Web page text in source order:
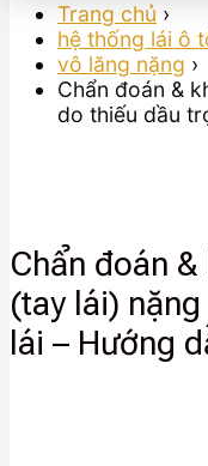
Trang chủ ›
hệ thống lái ô
vô lăng nặng ›
Chẩn đoán &
do thiếu dầu
Chẩn đoán
(tay lái)
lái – Hướng